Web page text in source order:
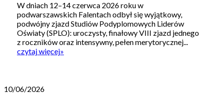
W dniach 12–14 czerwca 2026 roku w
podwarszawskich Falentach odbył się wyjątkowy,
podwójny zjazd Studiów Podyplomowych Liderów
Oświaty (SPLO): uroczysty, finałowy VIII zjazd jednego
z roczników oraz intensywny, pełen merytorycznej...
czytaj więcej»
10/06/2026